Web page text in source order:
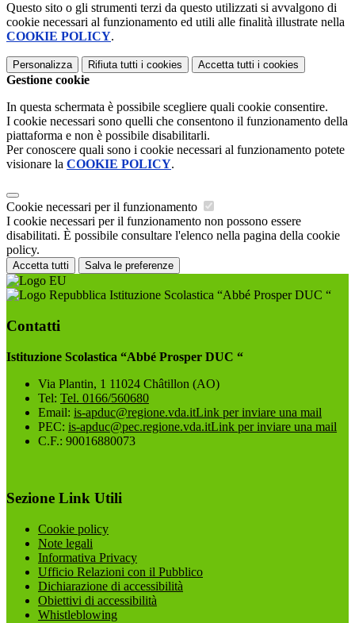
Questo sito o gli strumenti terzi da questo utilizzati si avvalgono di
cookie necessari al funzionamento ed utili alle finalità illustrate nella
COOKIE POLICY.
Personalizza Rifiuta tutti i cookies Accetta tutti i cookies
Gestione cookie
In questa schermata è possibile scegliere quali cookie consentire.
I cookie necessari sono quelli che consentono il funzionamento della
piattaforma e non è possibile disabilitarli.
Per conoscere quali sono i cookie necessari al funzionamento potete
visionare la COOKIE POLICY.
Cookie necessari per il funzionamento
I cookie necessari per il funzionamento non possono essere
disabilitati. È possibile consultare l'elenco nella pagina della cookie
policy.
Accetta tutti Salva le preferenze
Istituzione Scolastica “Abbé Prosper DUC “
Contatti
Istituzione Scolastica “Abbé Prosper DUC “
Via Plantin, 1 11024 Châtillon (AO)
Tel: Tel. 0166/560680
Email: is-apduc@regione.vda.itLink per inviare una mail
PEC: is-apduc@pec.regione.vda.itLink per inviare una mail
C.F.: 90016880073
Sezione Link Utili
Cookie policy
Note legali
Informativa Privacy
Ufficio Relazioni con il Pubblico
Dichiarazione di accessibilità
Obiettivi di accessibilità
Whistleblowing